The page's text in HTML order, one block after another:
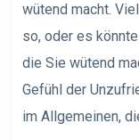
wütend macht.
so, oder es
die Sie wütend
Gefühl der
im Allgemeinen,